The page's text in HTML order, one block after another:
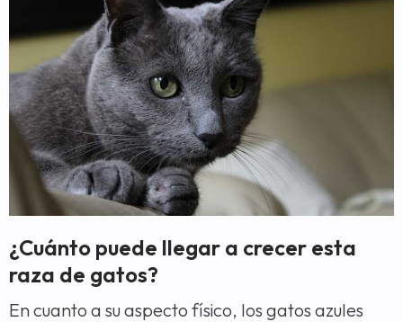
¿Cuánto puede llegar a crecer esta
raza de gatos?
En cuanto a su aspecto físico, los gatos azules